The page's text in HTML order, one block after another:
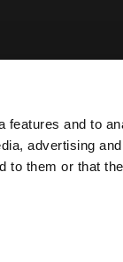
features and to
advertising
to them or that